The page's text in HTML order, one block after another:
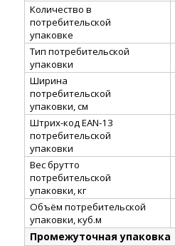
Количество в
потребительской
упаковке
Тип потребительской
упаковки
Ширина
потребительской
упаковки, см
Штрих-код EAN-13
потребительской
упаковки
Вес брутто
потребительской
упаковки, кг
Объём потребительской
упаковки, куб.м
Промежуточная упаковка